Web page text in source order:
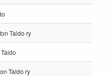
Taido ry
Taido ry